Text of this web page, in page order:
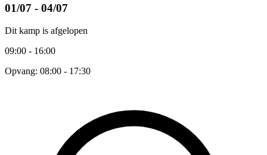
01/07 - 04/07
Dit kamp is afgelopen
09:00 - 16:00
Opvang: 08:00 - 17:30